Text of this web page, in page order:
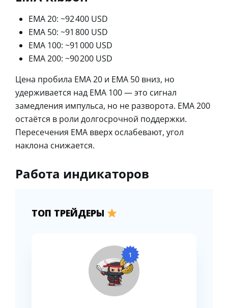
EMA 20: ~92 400 USD
EMA 50: ~91 800 USD
EMA 100: ~91 000 USD
EMA 200: ~90 200 USD
Цена пробила EMA 20 и EMA 50 вниз, но
удерживается над EMA 100 — это сигнал
замедления импульса, но не разворота. EMA 200
остаётся в роли долгосрочной поддержки.
Пересечения EMA вверх ослабевают, угол
наклона снижается.
Работа индикаторов
ТОП ТРЕЙДЕРЫ
1